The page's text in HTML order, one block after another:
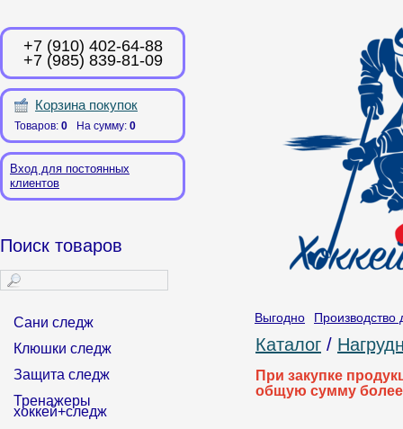
+7 (910) 402-64-88
+7 (985) 839-81-09
Корзина покупок
Товаров: 0 На сумму: 0
Вход для постоянных
клиентов
Выгодно Производство
Поиск товаров
Сани следж
Клюшки следж
Защита следж
Тренажеры
хоккей+следж
Каталог /
При закупке
общую сумму более